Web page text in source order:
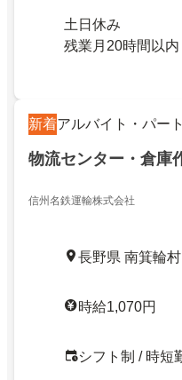
土日休み
残業月20時間以内
新着アルバイト・パート
物流センター・倉庫
信州名鉄運輸株式会社
長野県 南箕輪
時給1,070円
シフト制 / 時短